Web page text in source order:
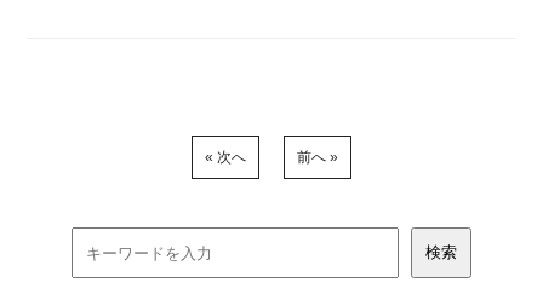
« 次へ 前へ »